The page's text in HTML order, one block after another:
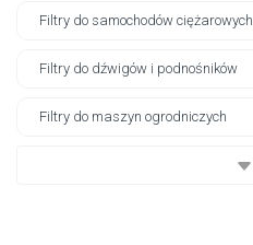
Filtry do samochodów ciężarowych
Filtry do dźwigów i podnośników
Filtry do maszyn ogrodniczych